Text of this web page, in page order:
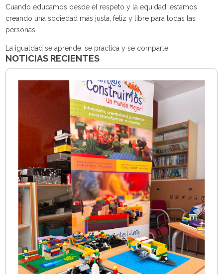
Cuando educamos desde el respeto y la equidad, estamos
creando una sociedad más justa, feliz y libre para todas las
personas.
La igualdad se aprende, se practica y se comparte.
NOTICIAS RECIENTES